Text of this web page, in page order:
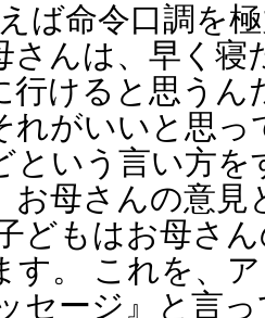
えば命令口調を
さんは、早く寝
行けると思うん
れがいいと思
という言い方
お母さんの意見
どもはお母さ
す。 これを、
セージ』と言